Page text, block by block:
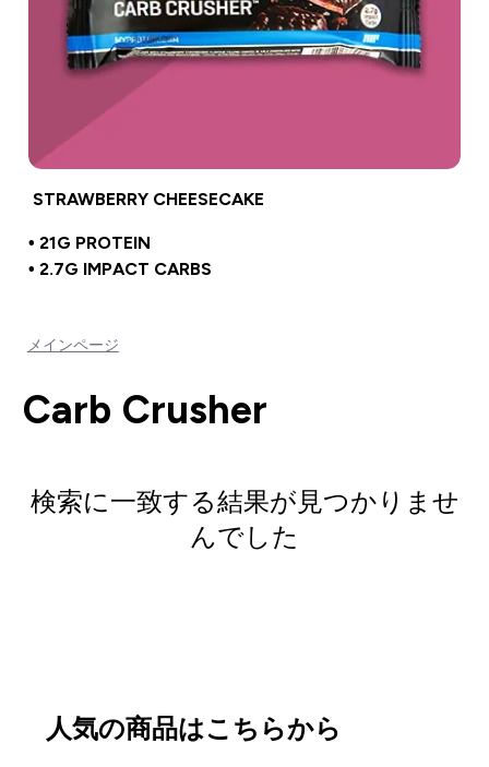
STRAWBERRY CHEESECAKE
• 21G PROTEIN
• 2.7G IMPACT CARBS
メインページ
Carb Crusher
検索に一致する結果が見つかりませ
んでした
人気の商品はこちらから